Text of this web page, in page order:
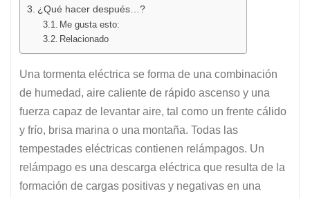
¿Qué hacer después…?
Me gusta esto:
Relacionado
Una tormenta eléctrica se forma de una combinación
de humedad, aire caliente de rápido ascenso y una
fuerza capaz de levantar aire, tal como un frente cálido
y frío, brisa marina o una montaña. Todas las
tempestades eléctricas contienen relámpagos. Un
relámpago es una descarga eléctrica que resulta de la
formación de cargas positivas y negativas en una